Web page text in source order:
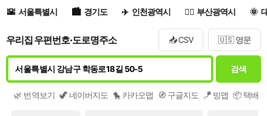
서울특별시 경기도 인천광역시 부산광역시
우리집 우편번호·도로명주소 📥 CSV 🇺🇸 영문
검색
🌿 번역보기 🦖 네이버지도 🐤 카카오맵 🧭 구글지도 🪁 빙맵 📦 택배/